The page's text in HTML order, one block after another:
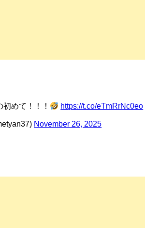
めて！！！
https://t.co/eTmRrNc0eo
November 26, 2025